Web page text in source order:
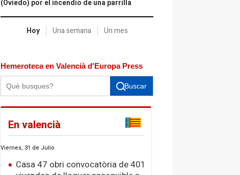
(Oviedo) por el incendio de una parrilla
Hoy Una semana Un mes
Hemeroteca en Valencià d'Europa Press
Buscar
En valencià
Viernes, 31 de Julio
Casa 47 obri convocatòria de 401